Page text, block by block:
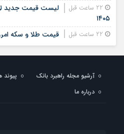
لیست قیمت جدید
۱۴۰۵
چقدر جهش کرد؟/ جدول قیمت ها
خطراتی در انتظار شماست؟
هوشمند در خریدهای حضوری
۹ راه ساده برای خنک
آرشیو مجله راهبرد بانک پیوند
درباره ما